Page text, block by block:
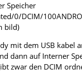
Speicher
0/DCIM/100ANDRO/
bild)
mit dem USB kabel
dann auf Interner
zwar den DCIM